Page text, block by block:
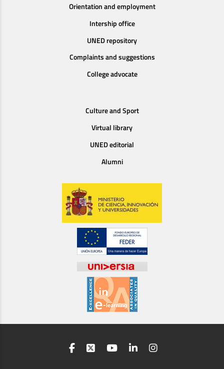
Orientation and employment
Intership office
UNED repository
Complaints and suggestions
College advocate
Culture and Sport
Virtual library
UNED editorial
Alumni